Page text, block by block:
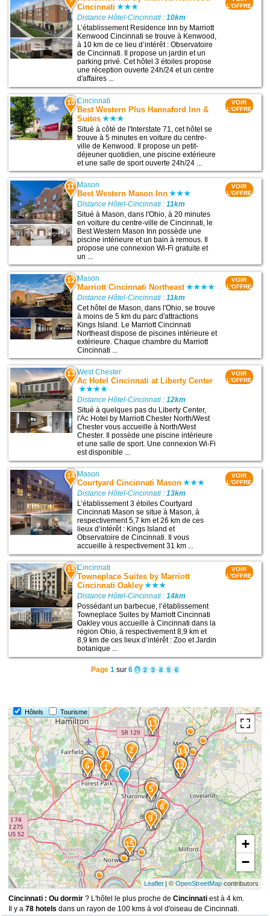
Cincinnati
Distance Hôtel-Cincinnati :10km
L’établissement Residence Inn by Marriott
Kenwood Cincinnati se trouve à Kenwood,
à 10 km de ce lieu d’intérêt : Observatoire
de Cincinnati. Il propose un jardin et un
parking privé. Cet hôtel 3 étoiles propose
une réception ouverte 24h/24 et un centre
d'affaires ...
L'OFFRE
10 Cincinnati
Best Western Plus Hannaford Inn &
Suites
Situé à côté de l'Interstate 71, cet hôtel se
trouve à 5 minutes en voiture du centre-
ville de Kenwood. Il propose un petit-
déjeuner quotidien, une piscine extérieure
et une salle de sport ouverte 24h/24 ...
VOIR
L'OFFRE
11 Mason
Best Western Mason Inn
Distance Hôtel-Cincinnati :11km
Situé à Mason, dans l'Ohio, à 20 minutes
en voiture du centre-ville de Cincinnati, le
Best Western Mason Inn possède une
piscine intérieure et un bain à remous. Il
propose une connexion Wi-Fi gratuite et
un ...
VOIR
L'OFFRE
12 Mason
Marriott Cincinnati Northeast
Distance Hôtel-Cincinnati :11km
Cet hôtel de Mason, dans l'Ohio, se trouve
à moins de 5 km du parc d'attractions
Kings Island. Le Marriott Cincinnati
Northeast dispose de piscines intérieure et
extérieure. Chaque chambre du Marriott
Cincinnati ...
VOIR
L'OFFRE
13 West Chester
Ac Hotel Cincinnati at Liberty Center
Distance Hôtel-Cincinnati :12km
Situé à quelques pas du Liberty Center,
l'Ac Hotel by Marriott Chester North/West
Chester vous accueille à North/West
Chester. Il possède une piscine intérieure
et une salle de sport. Une connexion Wi-Fi
est disponible ...
VOIR
L'OFFRE
14 Mason
Courtyard Cincinnati Mason
Distance Hôtel-Cincinnati :13km
L’établissement 3 étoiles Courtyard
Cincinnati Mason se situe à Mason, à
respectivement 5,7 km et 26 km de ces
lieux d’intérêt : Kings Island et
Observatoire de Cincinnati. Il vous
accueille à respectivement 31 km ...
VOIR
L'OFFRE
15 Cincinnati
Towneplace Suites by Marriott
Cincinnati Oakley
Distance Hôtel-Cincinnati :14km
Possédant un barbecue, l’établissement
Towneplace Suites by Marriott Cincinnati
Oakley vous accueille à Cincinnati dans la
région Ohio, à respectivement 8,9 km et
8,9 km de ces lieux d’intérêt : Zoo et Jardin
botanique ...
VOIR
L'OFFRE
Page 1sur 6 1 2 3 4 5 6
Hôtels Tourisme
15
14
13
12
11
10
9
8
7
6
5
4
3
2
1
+
−
Leaflet| © OpenStreetMapcontributors
Cincinnati : Ou dormir ? L'hôtel le plus proche deCincinnati est à 4 km.
Il y a78 hotels dans un rayon de 100 kms à vol d'oiseau de Cincinnati.